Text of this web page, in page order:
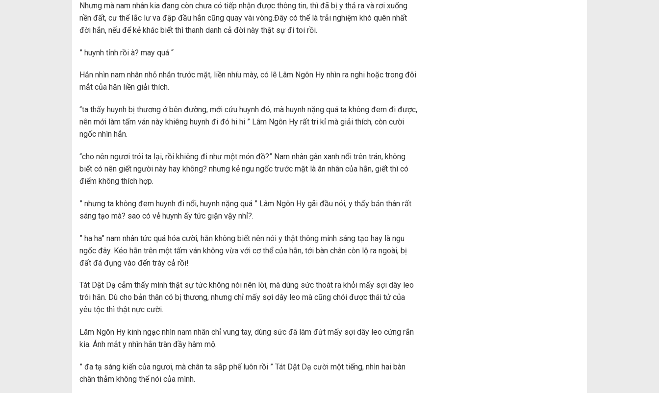
Nhưng mà nam nhân kia đang còn chưa có tiếp nhận được thông tin, thì đã bị y thả ra và rơi xuống
nền đất, cư thể lắc lư va đập đầu hắn cũng quay vài vòng.Đây có thể là trải nghiệm khó quên nhất
đời hắn, nếu để kẻ khác biết thì thanh danh cả đời này thật sự đi toi rồi.
” huynh tỉnh rồi à? may quá “
Hắn nhìn nam nhân nhỏ nhắn trước mặt, liền nhíu mày, có lẽ Lâm Ngôn Hy nhìn ra nghi hoặc trong đôi
mắt của hăn liền giải thích.
“ta thấy huynh bị thương ở bên đường, mới cứu huynh đó, mà huynh nặng quá ta không đem đi được,
nên mới làm tấm ván này khiêng huynh đi đó hi hi ” Lâm Ngôn Hy rất tri kỉ mà giải thích, còn cười
ngốc nhìn hắn.
“cho nên ngươi trói ta lại, rồi khiêng đi như một món đồ?” Nam nhân gân xanh nổi trên trán, không
biết có nên giết người này hay không? nhưng kẻ ngu ngốc trước mặt là ân nhân của hắn, giết thì có
điểm không thích hợp.
” nhưng ta không đem huynh đi nổi, huynh nặng quá ” Lâm Ngôn Hy gãi đầu nói, y thấy bản thân rất
sáng tạo mà? sao có vẻ huynh ấy tức giận vậy nhỉ?.
” ha ha” nam nhân tức quá hóa cười, hắn không biết nên nói y thật thông minh sáng tạo hay là ngu
ngốc đây. Kéo hắn trên một tấm ván không vừa với cơ thể của hắn, tới bàn chân còn lộ ra ngoài, bị
đất đá đụng vào đến trày cả rồi!
Tát Dật Dạ cảm thấy mình thật sự tức không nói nên lời, mà dùng sức thoát ra khỏi mấy sợi dây leo
trói hăn. Dù cho bản thân có bị thương, nhưng chỉ mấy sợi dây leo mà cũng chói được thái tử của
yêu tộc thì thật nực cười.
Lâm Ngôn Hy kinh ngạc nhìn nam nhân chỉ vung tay, dùng sức đã làm đứt mấy sợi dây leo cứng rắn
kia. Ánh mắt y nhìn hắn tràn đầy hâm mộ.
” đa tạ sáng kiến của ngươi, mà chân ta sắp phế luôn rồi ” Tát Dật Dạ cười một tiếng, nhìn hai bàn
chân thảm không thể nói của mình.